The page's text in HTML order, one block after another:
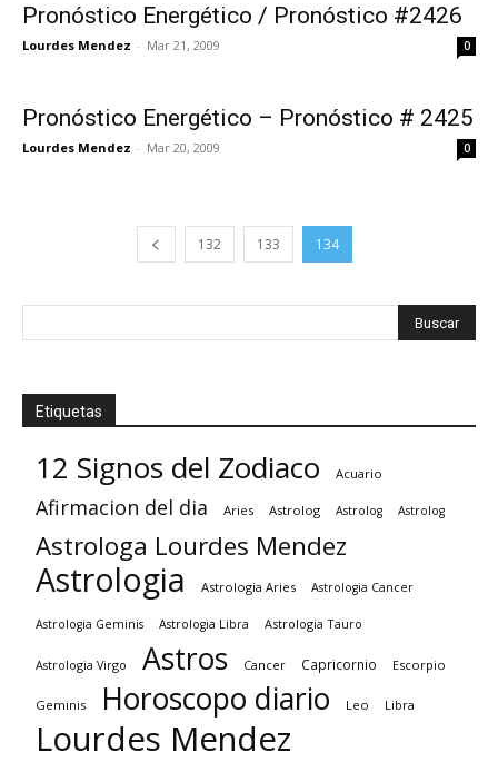
Pronóstico Energético / Pronóstico #2426
Lourdes Mendez - Mar 21, 2009 0
Pronóstico Energético – Pronóstico # 2425
Lourdes Mendez - Mar 20, 2009 0
132 133 134
Etiquetas
12 Signos del Zodiaco Acuario
Afirmacion del dia Aries Astrolog Astrolog Astrolog
Astrologa Lourdes Mendez
Astrologia Astrologia Aries Astrologia Cancer
Astrologia Geminis Astrologia Libra Astrologia Tauro
Astrologia Virgo Astros Cancer Capricornio Escorpio
Geminis Horoscopo diario Leo Libra
Lourdes Mendez